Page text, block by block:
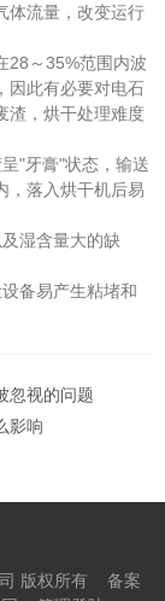
体流量，改变运行
～35%范围内波
因此有必要对电石
渣，烘干处理难度
"牙膏"状态，输送
，落入烘干机后易
湿含量大的缺
备易产生粘堵和
忽视的问题
影响
司 版权所有 备案